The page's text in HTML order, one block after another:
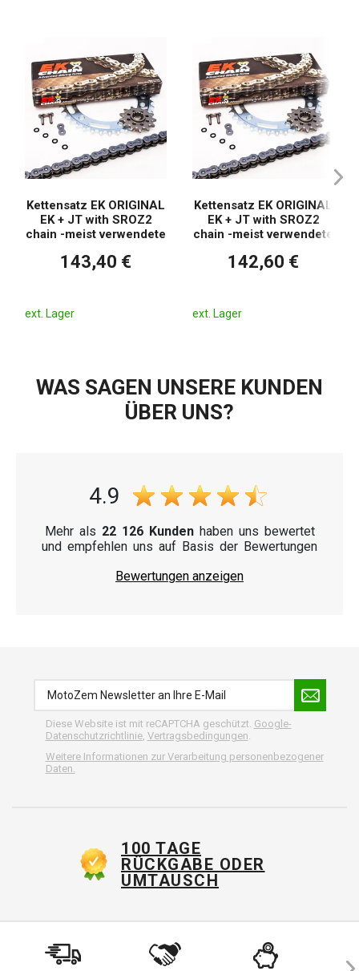
Kettensatz EK ORIGINAL
EK + JT with SROZ2
chain -meist verwendete
143,40 €
ext. Lager
Kettensatz EK ORIGINAL
EK + JT with SROZ2
chain -meist verwendete
142,60 €
ext. Lager
WAS SAGEN UNSERE KUNDEN
ÜBER UNS?
4.9
Mehr als 22 126 Kundenhaben uns bewertet
und empfehlen uns auf Basis der Bewertungen
Bewertungen anzeigen
Diese Website ist mit reCAPTCHA geschützt. Google-
Datenschutzrichtlinie, Vertragsbedingungen
Weitere Informationen zur Verarbeitung personenbezogener
Daten.
100 TAGE
RÜCKGABE ODER
UMTAUSCH